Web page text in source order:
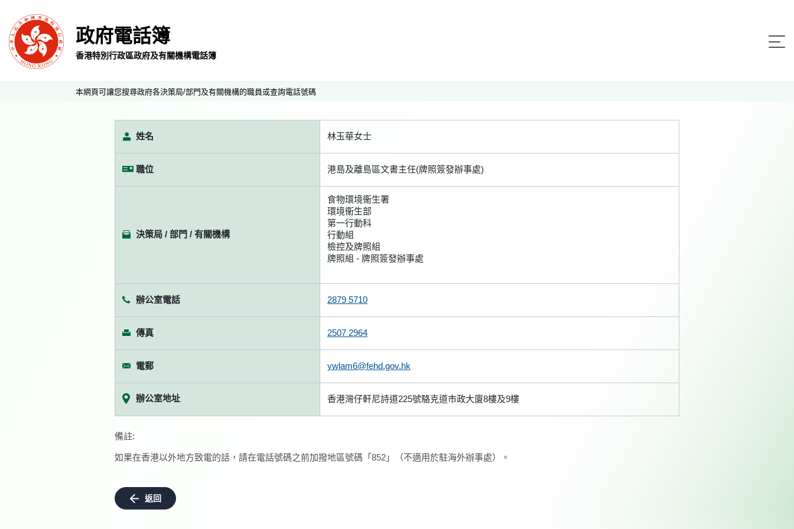
政府電話簿
香港特別行政區政府及有關機構電話簿
本網頁可讓您搜尋政府各決策局/部門及有關機構的職員或查詢電話號碼
姓名 林玉華女士
職位 港島及離島區文書主任(牌照簽發辦事處)
決策局 / 部門 / 有關機構
食物環境衞生署
環境衞生部
第一行動科
行動組
檢控及牌照組
牌照組 - 牌照簽發辦事處
辦公室電話 2879 5710
傳真 2507 2964
電郵 ywlam6@fehd.gov.hk
辦公室地址 香港灣仔軒尼詩道225號駱克道市政大廈8樓及9樓
備註:
如果在香港以外地方致電的話，請在電話號碼之前加撥地區號碼「852」（不適用於駐海外辦事處）。
返回